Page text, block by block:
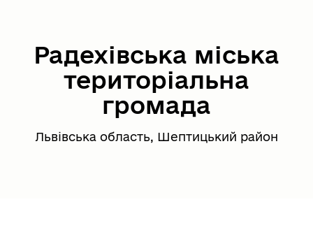
Радехівська міська
територіальна
громада
Львівська область, Шептицький район